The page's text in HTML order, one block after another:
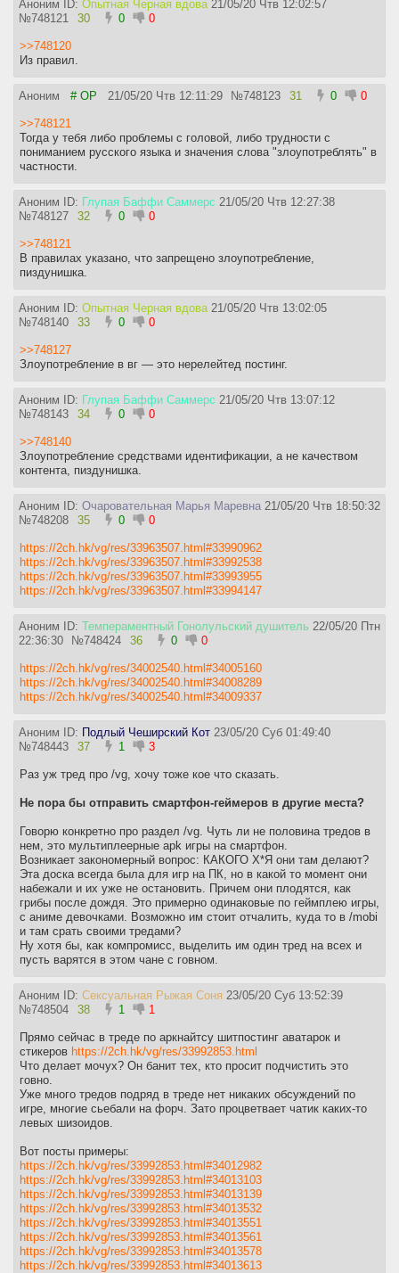
Аноним ID: Опытная Черная вдова 21/05/20 Чтв 12:02:57
№748121 30 0 0
>>748120
Из правил.
Аноним # OP 21/05/20 Чтв 12:11:29 №748123 31 0 0
>>748121
Тогда у тебя либо проблемы с головой, либо трудности с
пониманием русского языка и значения слова "злоупотреблять" в
частности.
Аноним ID: Глупая Баффи Саммерс 21/05/20 Чтв 12:27:38
№748127 32 0 0
>>748121
В правилах указано, что запрещено злоупотребление,
пиздунишка.
Аноним ID: Опытная Черная вдова 21/05/20 Чтв 13:02:05
№748140 33 0 0
>>748127
Злоупотребление в вг — это нерелейтед постинг.
Аноним ID: Глупая Баффи Саммерс 21/05/20 Чтв 13:07:12
№748143 34 0 0
>>748140
Злоупотребление средствами идентификации, а не качеством
контента, пиздунишка.
Аноним ID: Очаровательная Марья Маревна 21/05/20 Чтв 18:50:32
№748208 35 0 0
https://2ch.hk/vg/res/33963507.html#33990962
https://2ch.hk/vg/res/33963507.html#33992538
https://2ch.hk/vg/res/33963507.html#33993955
https://2ch.hk/vg/res/33963507.html#33994147
Аноним ID: Темпераментный Гонолульский душитель 22/05/20 Птн
22:36:30
№748424 36 0 0
https://2ch.hk/vg/res/34002540.html#34005160
https://2ch.hk/vg/res/34002540.html#34008289
https://2ch.hk/vg/res/34002540.html#34009337
Аноним ID: Подлый Чеширский Кот 23/05/20 Суб 01:49:40
№748443 37 1 3
Раз уж тред про /vg, хочу тоже кое что сказать.
Не пора бы отправить смартфон-геймеров в другие места?
Говорю конкретно про раздел /vg. Чуть ли не половина тредов в
нем, это мультиплеерные apk игры на смартфон.
Возникает закономерный вопрос: КАКОГО Х*Я они там делают?
Эта доска всегда была для игр на ПК, но в какой то момент они
набежали и их уже не остановить. Причем они плодятся, как
грибы после дождя. Это примерно одинаковые по геймплею игры,
с аниме девочками. Возможно им стоит отчалить, куда то в /mobi
и там срать своими тредами?
Ну хотя бы, как компромисс, выделить им один тред на всех и
пусть варятся в этом чане с говном.
Аноним ID: Сексуальная Рыжая Соня 23/05/20 Суб 13:52:39
№748504 38 1 1
Прямо сейчас в треде по аркнайтсу шитпостинг аватарок и
стикеров https://2ch.hk/vg/res/33992853.html
Что делает мочух? Он банит тех, кто просит подчистить это
говно.
Уже много тредов подряд в треде нет никаких обсуждений по
игре, многие сьебали на форч. Зато процветвает чатик каких-то
левых шизоидов.
Вот посты примеры:
https://2ch.hk/vg/res/33992853.html#34012982
https://2ch.hk/vg/res/33992853.html#34013103
https://2ch.hk/vg/res/33992853.html#34013139
https://2ch.hk/vg/res/33992853.html#34013532
https://2ch.hk/vg/res/33992853.html#34013551
https://2ch.hk/vg/res/33992853.html#34013561
https://2ch.hk/vg/res/33992853.html#34013578
https://2ch.hk/vg/res/33992853.html#34013613